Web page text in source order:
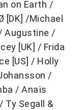
on Earth /
[DK] /Michael
Augustine /
[UK] / Frida
[US] / Holly
/
/ Anaïs
Ty Segall &